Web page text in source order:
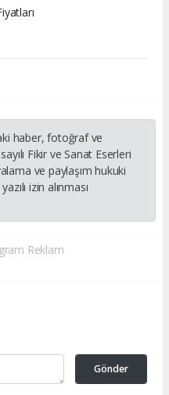
haber, fotoğraf ve
Fikir ve Sanat Eserleri
ve paylaşım hukuki
izin alınması
Reklam
Gönder